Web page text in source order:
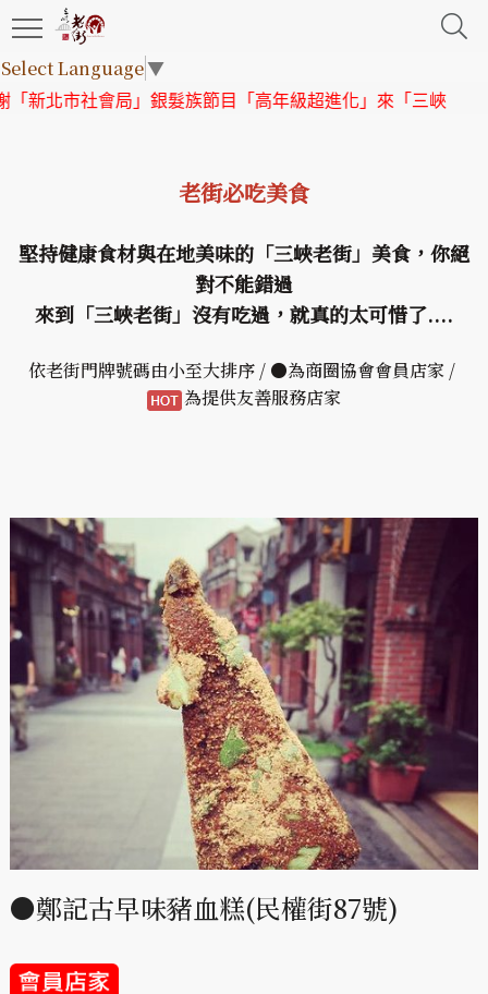
Select Language▼
社會局」銀髮族節目「高年級超進化」來「三峽老街」取景
老街必吃美食
堅持健康食材與在地美味的「三峽老街」美食，你絕
對不能錯過
來到「三峽老街」沒有吃過，就真的太可惜了....
依老街門牌號碼由小至大排序 / ●為商圈協會會員店家 /
為提供友善服務店家
●鄭記古早味豬血糕(民權街87號)